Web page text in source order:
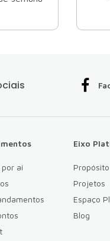
por aí
Eixo
Propósito
Projetos
Espaço
Blog